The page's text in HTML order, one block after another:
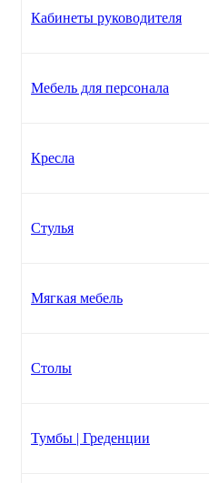
Кабинеты руководителя
Мебель для персонала
Кресла
Стулья
Мягкая мебель
Столы
Тумбы | Греденции